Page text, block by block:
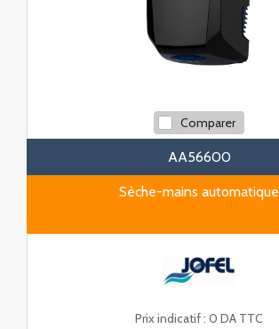
Comparer
AA56600
Sèche-mains automatique
Prix indicatif : 0 DA TTC